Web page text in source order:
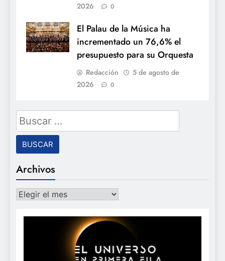
2026
0
El Palau de la Música ha
incrementado un 76,6% el
presupuesto para su Orquesta
Redacción
5 de agosto de
2026
0
Buscar:
Archivos
Archivos